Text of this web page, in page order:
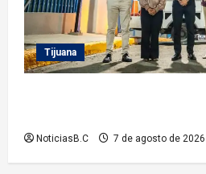
Tijuana
NoticiasB.C 7 de agosto de 2026